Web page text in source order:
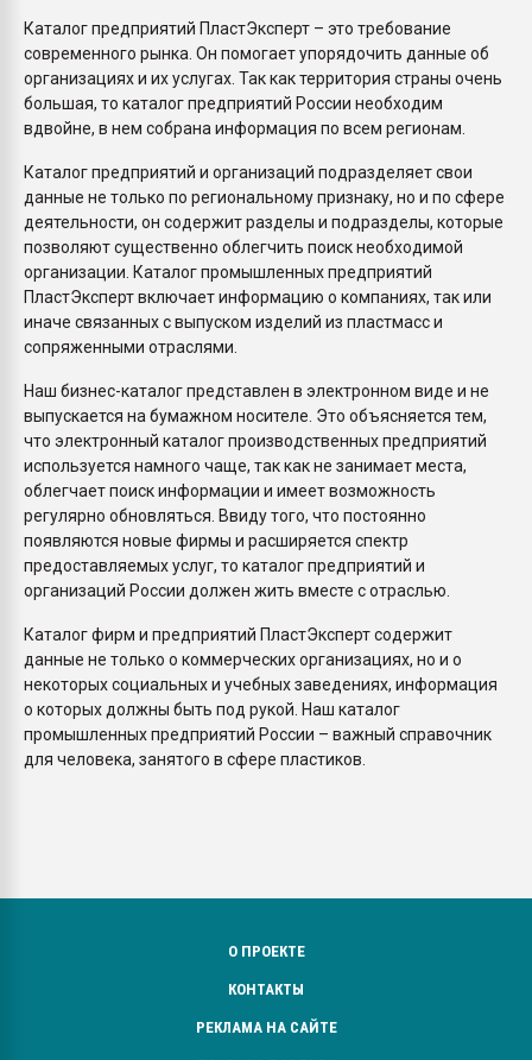
Каталог предприятий ПластЭксперт – это требование
современного рынка. Он помогает упорядочить данные об
организациях и их услугах. Так как территория страны очень
большая, то каталог предприятий России необходим
вдвойне, в нем собрана информация по всем регионам.
Каталог предприятий и организаций подразделяет свои
данные не только по региональному признаку, но и по сфере
деятельности, он содержит разделы и подразделы, которые
позволяют существенно облегчить поиск необходимой
организации. Каталог промышленных предприятий
ПластЭксперт включает информацию о компаниях, так или
иначе связанных с выпуском изделий из пластмасс и
сопряженными отраслями.
Наш бизнес-каталог представлен в электронном виде и не
выпускается на бумажном носителе. Это объясняется тем,
что электронный каталог производственных предприятий
используется намного чаще, так как не занимает места,
облегчает поиск информации и имеет возможность
регулярно обновляться. Ввиду того, что постоянно
появляются новые фирмы и расширяется спектр
предоставляемых услуг, то каталог предприятий и
организаций России должен жить вместе с отраслью.
Каталог фирм и предприятий ПластЭксперт содержит
данные не только о коммерческих организациях, но и о
некоторых социальных и учебных заведениях, информация
о которых должны быть под рукой. Наш каталог
промышленных предприятий России – важный справочник
для человека, занятого в сфере пластиков.
О ПРОЕКТЕ
КОНТАКТЫ
РЕКЛАМА НА САЙТЕ